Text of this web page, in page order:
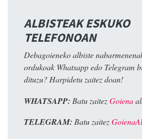
ALBISTEAK ESKUKO
TELEFONOAN
Debagoieneko albiste
ordukoak Whatsapp edo Telegram
dituzu? Harpidetu zaitez doan!
WHATSAPP: Batu zaitezGoiena
TELEGRAM: Batu zaitez